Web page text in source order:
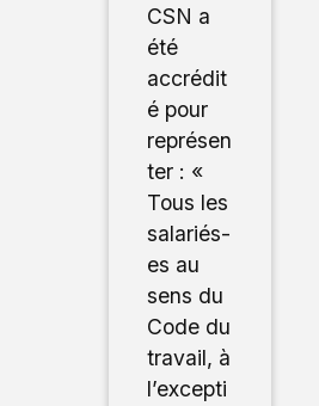
CSN a
été
accrédit
é pour
représen
ter : «
Tous les
salariés-
es au
sens du
Code du
travail, à
l’excepti